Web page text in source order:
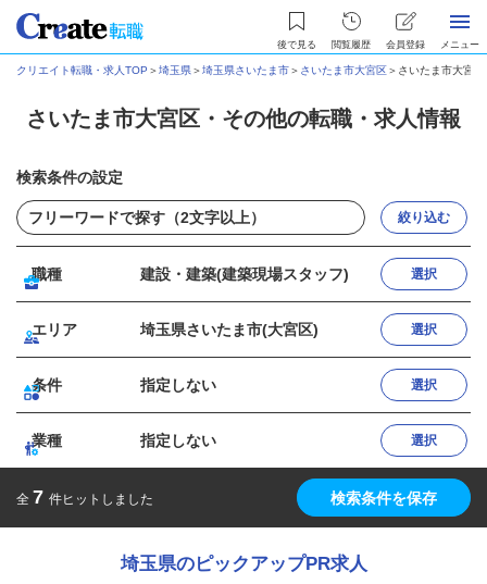
後で見る 閲覧履歴 会員登録 メニュー
クリエイト転職・求人TOP ＞埼玉県＞埼玉県さいたま市＞ さいたま市大宮区＞ さいたま市大宮
さいたま市大宮区・その他の転職・求人情報
検索条件の設定
絞り込む
職種 建設・建築(建築現場スタッフ) 選択
エリア 埼玉県さいたま市(大宮区) 選択
条件 指定しない 選択
業種 指定しない 選択
全 7 件ヒットしました 検索条件を保存
埼玉県のピックアップPR求人